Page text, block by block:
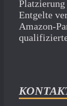
Entgelte
Amazon-